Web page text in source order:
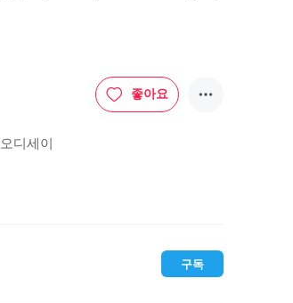
좋아요
디세이
주년을 맞이한 영화, 2001 스페이
재성을 엿볼 수 있습니다.
구독